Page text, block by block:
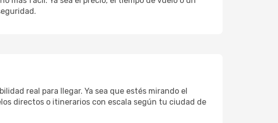
real para llegar. Ya sea que estés mirando el
directos o itinerarios con escala según tu ciudad de